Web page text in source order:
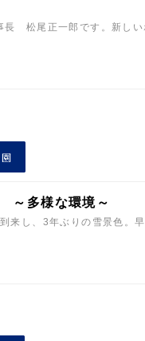
長 松尾正一郎です。新し
～多様な環境～
来し、3年ぶりの雪景色。